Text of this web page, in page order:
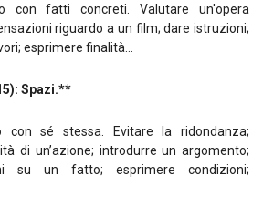
con fatti concreti. Valutare un'opera
riguardo a un film; dare istruzioni;
esprimere finalità...
Spazi.**
sé stessa. Evitare la ridondanza;
di un’azione; introdurre un argomento;
su un fatto; esprimere condizioni;